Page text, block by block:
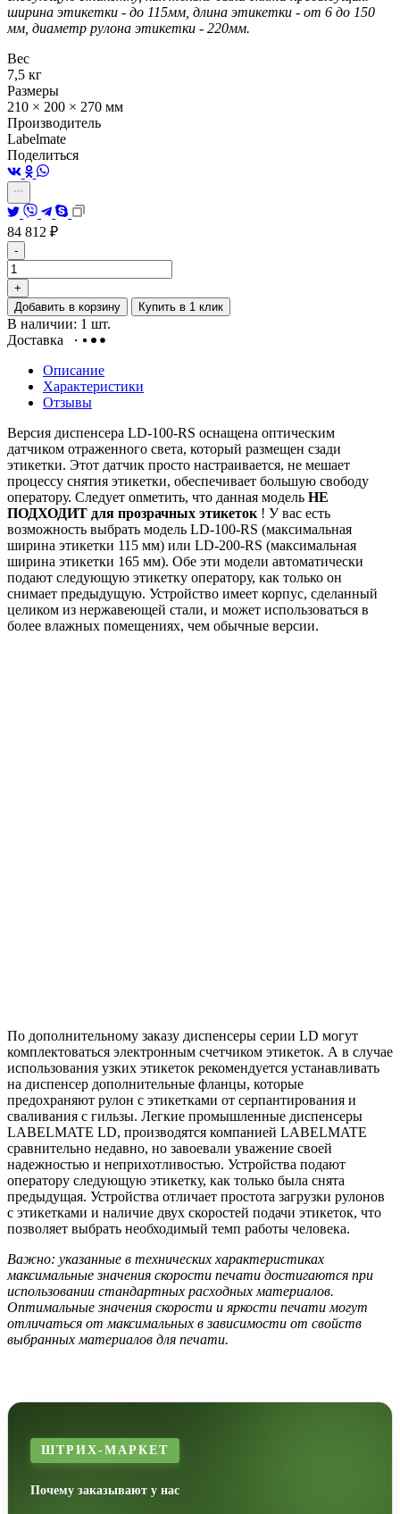
ширина этикетки - до 115мм, длина этикетки - от 6 до 150
мм, диаметр рулона этикетки - 220мм.
Вес
7,5 кг
Размеры
210 × 200 × 270 мм
Производитель
Labelmate
Поделиться
84 812 ₽
-
+
Добавить в корзину
Купить в 1 клик
В наличии: 1 шт.
Доставка
Описание
Характеристики
Отзывы
Версия диспенсера LD-100-RS оснащена оптическим
датчиком отраженного света, который размещен сзади
этикетки. Этот датчик просто настраивается, не мешает
процессу снятия этикетки, обеспечивает большую свободу
оператору. Следует оnметить, что данная модель НЕ
ПОДХОДИТ для прозрачных этикеток ! У вас есть
возможность выбрать модель LD-100-RS (максимальная
ширина этикетки 115 мм) или LD-200-RS (максимальная
ширина этикетки 165 мм). Обе эти модели автоматически
подают следующую этикетку оператору, как только он
снимает предыдущую. Устройство имеет корпус, сделанный
целиком из нержавеющей стали, и может использоваться в
более влажных помещениях, чем обычные версии.
По дополнительному заказу диспенсеры серии LD могут
комплектоваться электронным счетчиком этикеток. А в случае
использования узких этикеток рекомендуется устанавливать
на диспенсер дополнительные фланцы, которые
предохраняют рулон с этикетками от серпантирования и
сваливания с гильзы. Легкие промышленные диспенсеры
LABELMATE LD, производятся компанией LABELMATE
сравнительно недавно, но завоевали уважение своей
надежностью и неприхотливостью. Устройства подают
оператору следующую этикетку, как только была снята
предыдущая. Устройства отличает простота загрузки рулонов
с этикетками и наличие двух скоростей подачи этикеток, что
позволяет выбрать необходимый темп работы человека.
Важно: указанные в технических характеристиках
максимальные значения скорости печати достигаются при
использовании стандартных расходных материалов.
Оптимальные значения скорости и яркости печати могут
отличаться от максимальных в зависимости от свойств
выбранных материалов для печати.
ШТРИХ-МАРКЕТ
Почему заказывают у нас